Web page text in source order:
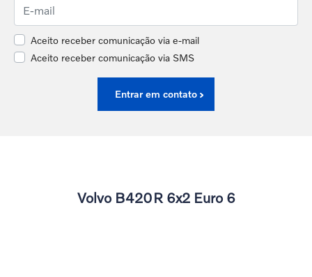
Aceito receber comunicação via e-mail
Aceito receber comunicação via SMS
Entrar em contato
Volvo B420R 6x2 Euro 6